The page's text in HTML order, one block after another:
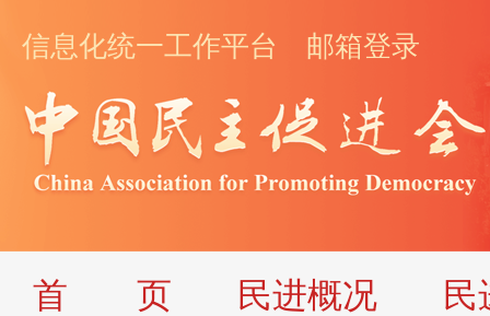
信息化统一工作平台 邮箱登录
首 页 民进概况
民